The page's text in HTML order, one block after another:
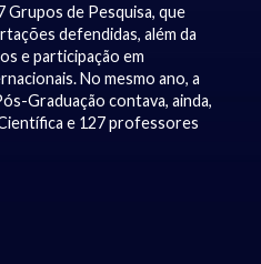
de Pesquisa, que
defendidas, além da
e participação em
No mesmo ano, a
Graduação contava, ainda,
e 127 professores